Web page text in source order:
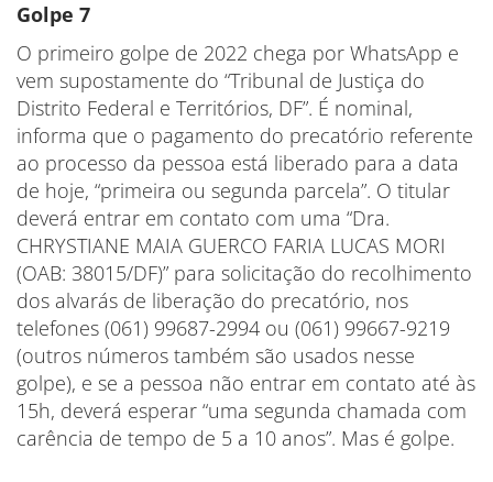
Golpe 7
O primeiro golpe de 2022 chega por WhatsApp e
vem supostamente do “Tribunal de Justiça do
Distrito Federal e Territórios, DF”. É nominal,
informa que o pagamento do precatório referente
ao processo da pessoa está liberado para a data
de hoje, “primeira ou segunda parcela”. O titular
deverá entrar em contato com uma “Dra.
CHRYSTIANE MAIA GUERCO FARIA LUCAS MORI
(OAB: 38015/DF)” para solicitação do recolhimento
dos alvarás de liberação do precatório, nos
telefones (061) 99687-2994 ou (061) 99667-9219
(outros números também são usados nesse
golpe), e se a pessoa não entrar em contato até às
15h, deverá esperar “uma segunda chamada com
carência de tempo de 5 a 10 anos”. Mas é golpe.